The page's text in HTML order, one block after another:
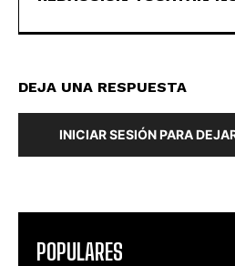
DEJA UNA RESPUESTA
INICIAR SESIÓN PARA
POPULARES